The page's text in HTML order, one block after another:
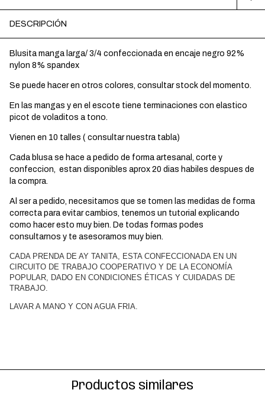
DESCRIPCIÓN
Blusita manga larga/ 3/4 confeccionada en encaje negro 92%
nylon 8% spandex
Se puede hacer en otros colores, consultar stock del momento.
En las mangas y en el escote tiene terminaciones con elastico
picot de voladitos a tono.
Vienen en 10 talles ( consultar nuestra tabla)
Cada blusa se hace a pedido de forma artesanal, corte y
confeccion, estan disponibles aprox 20 dias habiles despues de
la compra.
Al ser a pedido, necesitamos que se tomen las medidas de forma
correcta para evitar cambios, tenemos un tutorial explicando
como hacer esto muy bien. De todas formas podes
consultarnos y te asesoramos muy bien.
CADA PRENDA DE AY TANITA, ESTA CONFECCIONADA EN UN
CIRCUITO DE TRABAJO COOPERATIVO Y DE LA ECONOMÍA
POPULAR, DADO EN CONDICIONES ÉTICAS Y CUIDADAS DE
TRABAJO.
LAVAR A MANO Y CON AGUA FRIA.
Productos similares